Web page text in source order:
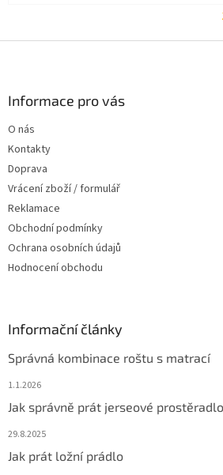
Informace pro vás
O nás
Kontakty
Doprava
Vrácení zboží / formulář
Reklamace
Obchodní podmínky
Ochrana osobních údajů
Hodnocení obchodu
Informační články
Správná kombinace roštu s matrací
1.1.2026
Jak správně prát jerseové
29.8.2025
Jak prát ložní prádlo